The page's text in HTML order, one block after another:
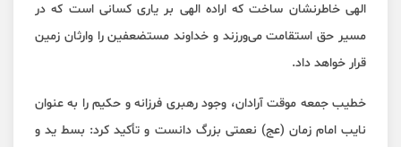
الهی خاطرنشان ساخت که اراده الهی بر یاری کسانی است که در
مسیر حق استقامت می‌ورزند و خداوند مستضعفین را وارثان زمین
قرار خواهد داد.
خطیب جمعه موقت آرادان، وجود رهبری فرزانه و حکیم را به عنوان
نایب امام زمان (عج) نعمتی بزرگ دانست و تأکید کرد: بسط ید و